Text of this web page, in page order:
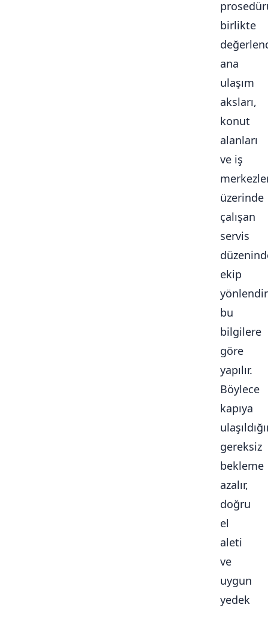
birlikte
ana
ulaşım
aksları,
konut
alanları
ve iş
üzerinde
çalışan
servis
ekip
bu
bilgilere
göre
yapılır.
Böylece
kapıya
gereksiz
bekleme
azalır,
doğru
el
aleti
ve
uygun
yedek